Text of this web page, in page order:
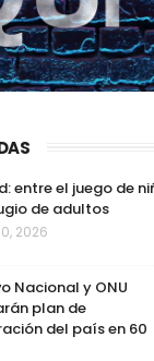
entre el juego de
de adultos
2026
Nacional y ONU
plan de
del país en 60